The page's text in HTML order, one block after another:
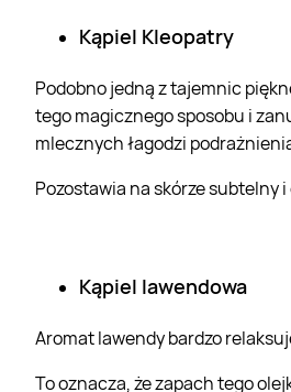
Kąpiel Kleopatry
Podobno jedną z tajemnic
tego magicznego sposobu i
mlecznych łagodzi
Pozostawia na skórze subtelny
Kąpiel lawendowa
Aromat lawendy bardzo
To oznacza, że zapach tego